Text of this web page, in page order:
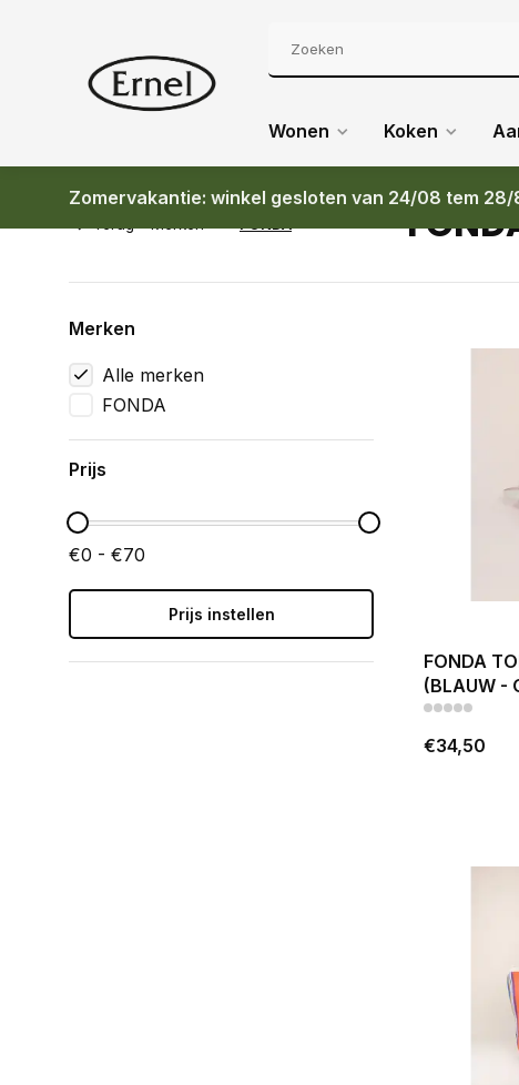
Wonen Koken
Zomervakantie: winkel gesloten van 24/08 tem
Merken
Alle merken
FONDA
Prijs
€0 - €70
Prijs instellen
FONDA
(BLAUW -
€34,50